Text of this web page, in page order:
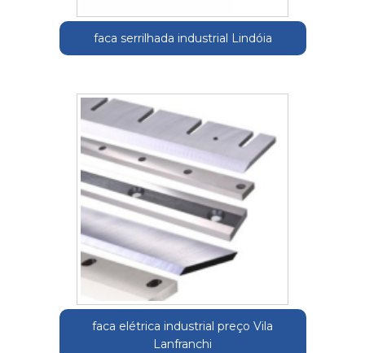
faca serrilhada industrial Lindóia
faca elétrica industrial preço Vila
Lanfranchi